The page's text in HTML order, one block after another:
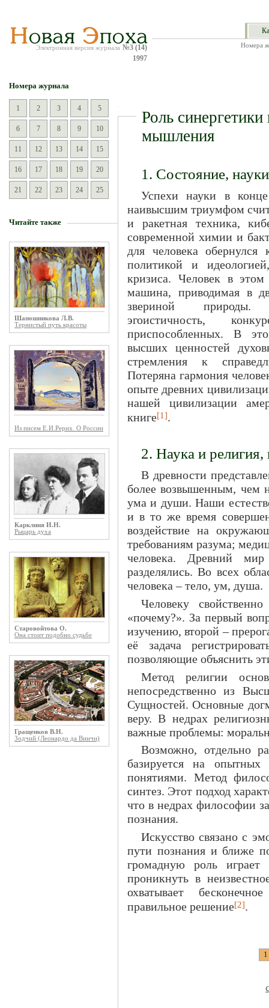
Электронная версия журнала №3 (14)
1997
Номера
Номера журнала
1 2 3 4 5
6 7 8 9 10
11 12 13 14 15
16 17 18 19 20
21 22 23 24 25
Читайте также
Шапошникова Л.В.
Тернистый путь красоты
Из писем Е.И.Рерих. О России
Карклиня И.Н.
Рыцарь духа
Старовойтова О.
Она стоит подобно судьбе
Гращенков В.Н.
Зодчий (Леонардо да Винчи)
Роль
мышления
1. Состояние,
Успехи науки в
наивысшим триумфом
и ракетная техника,
современной химии и
для человека
политикой и
кризиса. Человек в
машина, приводимая в
звериной природы.
эгоистичность,
приспособленных. В
высших ценностей
стремления к
Потеряна гармония
опыте древних
нашей цивилизации
книге[1].
2. Наука и религия,
В древности
более возвышенным, чем
ума и души. Наши
и в то же время
воздействие на
требованиям разума;
человека. Древний
разделялись. Во всех
человека – тело, ум, душа.
Человеку
«почему?». За первый
изучению, второй –
её задача
позволяющие объяснить
Метод религии
непосредственно из
Сущностей. Основные
веру. В недрах
важные проблемы:
Возможно, отдельно
базируется на
понятиями. Метод
синтез. Этот подход
что в недрах философии
познания.
Искусство связано с
пути познания и ближе
громадную роль играет
проникнуть в
охватывает
правильное решение[2].
1